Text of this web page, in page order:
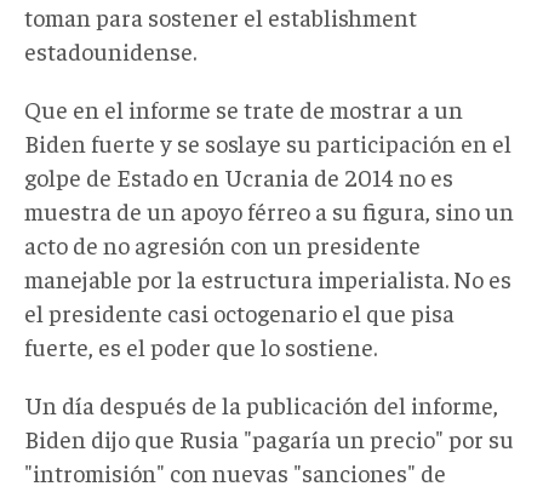
toman para sostener el establishment
estadounidense.
Que en el informe se trate de mostrar a un
Biden fuerte y se soslaye su participación en el
golpe de Estado en Ucrania de 2014 no es
muestra de un apoyo férreo a su figura, sino un
acto de no agresión con un presidente
manejable por la estructura imperialista. No es
el presidente casi octogenario el que pisa
fuerte, es el poder que lo sostiene.
Un día después de la publicación del informe,
Biden dijo que Rusia "pagaría un precio" por su
"intromisión" con nuevas "sanciones" de